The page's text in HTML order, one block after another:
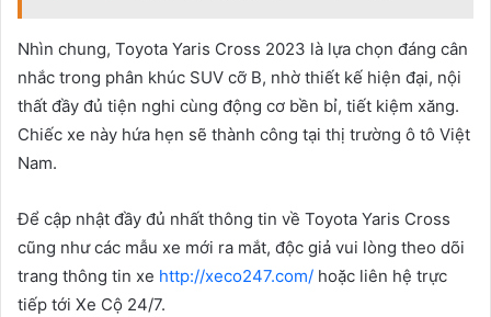
Nhìn chung, Toyota Yaris Cross 2023 là lựa chọn đáng cân
nhắc trong phân khúc SUV cỡ B, nhờ thiết kế hiện đại, nội
thất đầy đủ tiện nghi cùng động cơ bền bỉ, tiết kiệm xăng.
Chiếc xe này hứa hẹn sẽ thành công tại thị trường ô tô Việt
Nam.
Để cập nhật đầy đủ nhất thông tin về Toyota Yaris Cross
cũng như các mẫu xe mới ra mắt, độc giả vui lòng theo dõi
trang thông tin xe http://xeco247.com/ hoặc liên hệ trực
tiếp tới Xe Cộ 24/7.